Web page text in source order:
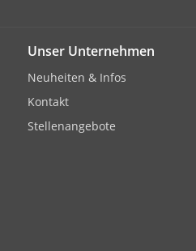
Unser Unternehmen
Neuheiten & Infos
Kontakt
Stellenangebote